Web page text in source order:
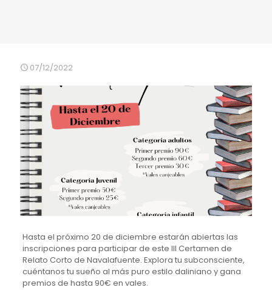
07/12/2022
Hasta el próximo 20 de diciembre estarán abiertas las
inscripciones para participar de este III Certamen de
Relato Corto de Navalafuente. Explora tu subconsciente,
cuéntanos tu sueño al más puro estilo daliniano y gana
premios de hasta 90€ en vales.